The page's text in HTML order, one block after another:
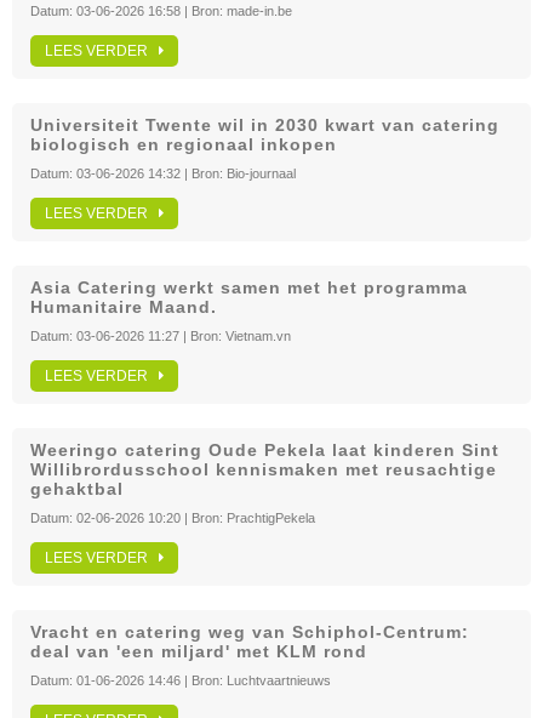
Datum: 03-06-2026 16:58 | Bron: made-in.be
LEES VERDER
Universiteit Twente wil in 2030 kwart van catering
biologisch en regionaal inkopen
Datum: 03-06-2026 14:32 | Bron: Bio-journaal
LEES VERDER
Asia Catering werkt samen met het programma
Humanitaire Maand.
Datum: 03-06-2026 11:27 | Bron: Vietnam.vn
LEES VERDER
Weeringo catering Oude Pekela laat kinderen Sint
Willibrordusschool kennismaken met reusachtige
gehaktbal
Datum: 02-06-2026 10:20 | Bron: PrachtigPekela
LEES VERDER
Vracht en catering weg van Schiphol-Centrum:
deal van 'een miljard' met KLM rond
Datum: 01-06-2026 14:46 | Bron: Luchtvaartnieuws